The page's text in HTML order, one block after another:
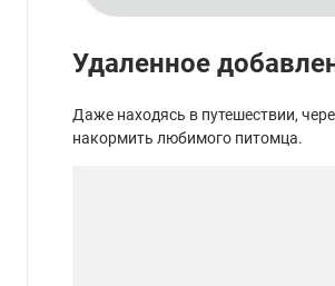
Удаленное
Даже находясь в путешествии,
накормить любимого питомца.